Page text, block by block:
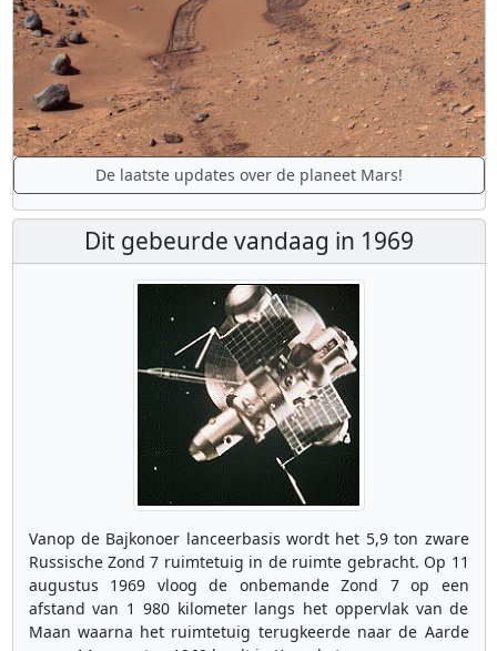
De laatste updates over de planeet Mars!
Dit gebeurde vandaag in 1969
Vanop de Bajkonoer lanceerbasis wordt het 5,9 ton zware
Russische Zond 7 ruimtetuig in de ruimte gebracht. Op 11
augustus 1969 vloog de onbemande Zond 7 op een
afstand van 1 980 kilometer langs het oppervlak van de
Maan waarna het ruimtetuig terugkeerde naar de Aarde